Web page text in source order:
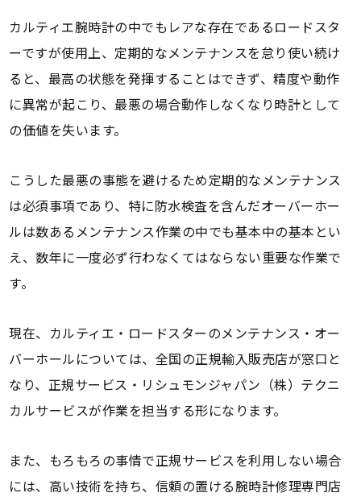
カルティエ腕時計の中でもレアな存在であるロードスタ
ーですが使用上、定期的なメンテナンスを怠り使い続け
ると、最高の状態を発揮することはできず、精度や動作
に異常が起こり、最悪の場合動作しなくなり時計として
の価値を失います。
こうした最悪の事態を避けるため定期的なメンテナンス
は必須事項であり、特に防水検査を含んだオーバーホー
ルは数あるメンテナンス作業の中でも基本中の基本とい
え、数年に一度必ず行わなくてはならない重要な作業で
す。
現在、カルティエ・ロードスターのメンテナンス・オー
バーホールについては、全国の正規輸入販売店が窓口と
なり、正規サービス・リシュモンジャパン（株）テクニ
カルサービスが作業を担当する形になります。
また、もろもろの事情で正規サービスを利用しない場合
には、高い技術を持ち、信頼の置ける腕時計修理専門店